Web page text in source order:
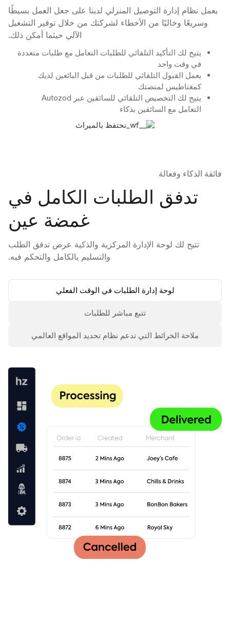
يعمل نظام إدارة التوصيل المنزلي لدينا على جعل العمل بسيطًا
وسريعًا وخاليًا من الأخطاء لشركتك من خلال توفير التشغيل
الآلي حيثما أمكن ذلك.
يتيح لك التأكيد التلقائي للطلبات التعامل مع طلبات متعددة
في وقت واحد
يعمل القبول التلقائي للطلبات من قبل البائعين لديك
كمغناطيس لمنصتك
يتيح لك التخصيص التلقائي للسائقين عبر Autozod
التعامل مع السائقين بذكاء
فائقة الذكاء وفعالة
تدفق الطلبات الكامل في
غمضة عين
تتيح لك لوحة الإدارة المركزية والذكية عرض تدفق الطلب
والتسليم بالكامل والتحكم فيه.
لوحة إدارة الطلبات في الوقت الفعلي
تتبع مباشر للطلبات
ملاحة الخرائط التي تدعم نظام تحديد المواقع العالمي